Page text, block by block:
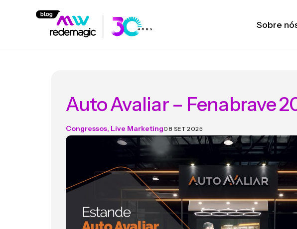
Sobre
Auto Avaliar – Fenabrave
Congressos, Live Marketing08 SET 2025